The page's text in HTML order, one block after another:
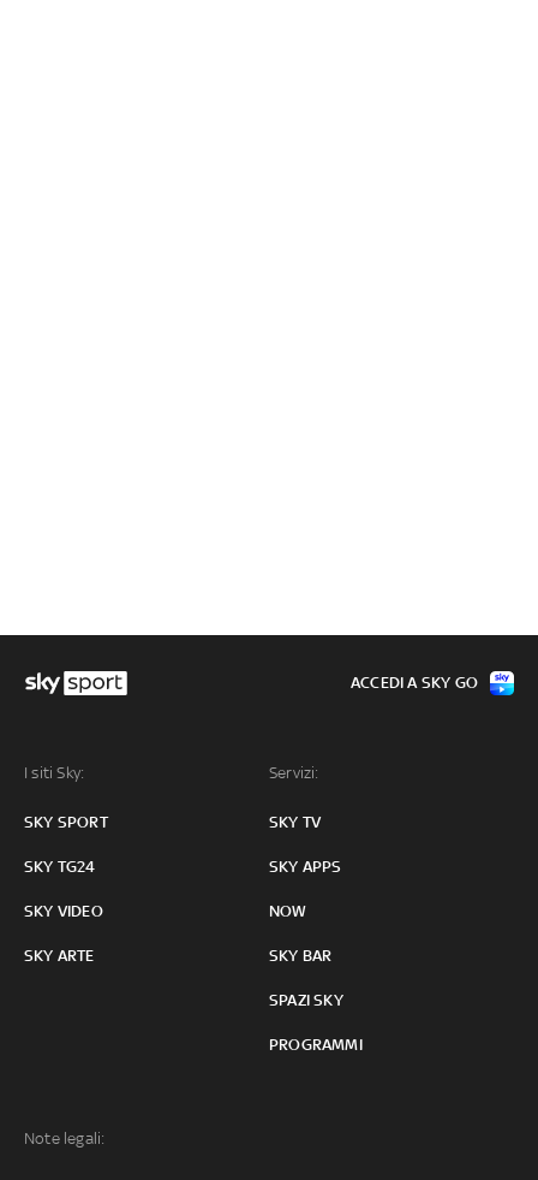
I siti Sky:
SKY SPORT
SKY TG24
SKY VIDEO
SKY ARTE
Servizi:
SKY TV
SKY APPS
NOW
SKY BAR
SPAZI SKY
PROGRAMMI
Note legali:
ACCEDI A SKY GO